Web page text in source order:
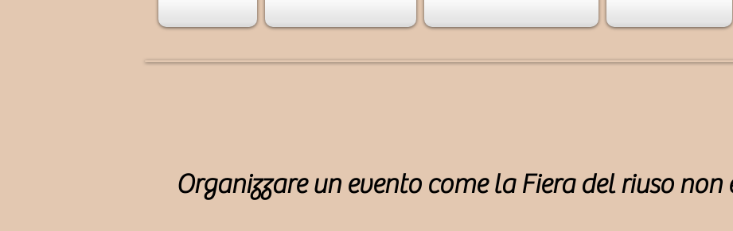
Organizzare un evento come la Fiera del riuso non